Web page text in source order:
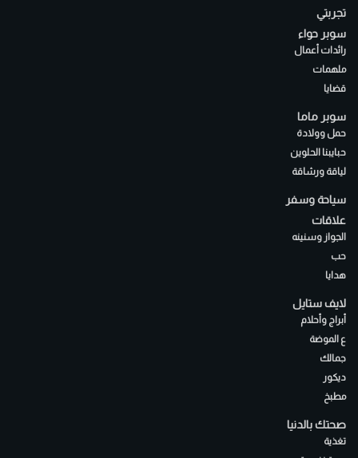
تجربتي
سوبر حواء
رائدات أعمال
ملهمات
قضايا
سوبر ماما
حمل وولادة
حبايبنا الحلوين
لياقة ورشاقة
سياحة وسفر
علاقات
الجواز وسنينه
حب
هدايا
لايف ستايل
أبراج وأحلام
ع الموضة
جمالك
ديكور
مطبخ
صحتك بالدنيا
تغذية